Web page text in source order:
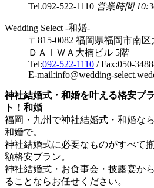
Tel.092-522-1110 営業時間
Wedding Select -和婚-
〒815-0082 福岡県福岡市南
ＤＡＩＷＡ大楠ビル 5階
Tel:092-522-1110 / Fax:050-
E-mail:info@wedding-
神社結婚式・和婚を叶える格安プ
ト！和婚
福岡・九州で神社結婚式・和婚な
和婚で。
神社結婚式に必要なものがすべて
額格安プラン。
神社結婚式・お食事会・披露宴か
ることならお任せください。